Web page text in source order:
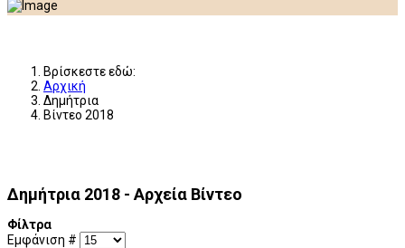
Βρίσκεστε εδώ:
Αρχική
Δημήτρια
Βίντεο 2018
Δημήτρια 2018 - Αρχεία Βίντεο
Φίλτρα
Εμφάνιση #